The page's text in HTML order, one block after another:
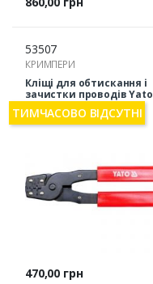
53507
КРИМПЕРИ
Кліщі для обтискання і
зачистки проводів Yato
YT-2255
Ціна
470,00 грн
ТИМЧАСОВО ВІДСУТНІ